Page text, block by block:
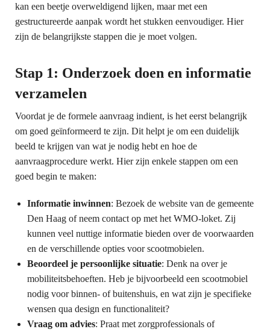
kan een beetje overweldigend lijken, maar met een
gestructureerde aanpak wordt het stukken eenvoudiger. Hier
zijn de belangrijkste stappen die je moet volgen.
Stap 1: Onderzoek doen en informatie
verzamelen
Voordat je de formele aanvraag indient, is het eerst belangrijk
om goed geïnformeerd te zijn. Dit helpt je om een duidelijk
beeld te krijgen van wat je nodig hebt en hoe de
aanvraagprocedure werkt. Hier zijn enkele stappen om een
goed begin te maken:
Informatie inwinnen: Bezoek de website van de gemeente
Den Haag of neem contact op met het WMO-loket. Zij
kunnen veel nuttige informatie bieden over de voorwaarden
en de verschillende opties voor scootmobielen.
Beoordeel je persoonlijke situatie: Denk na over je
mobiliteitsbehoeften. Heb je bijvoorbeeld een scootmobiel
nodig voor binnen- of buitenshuis, en wat zijn je specifieke
wensen qua design en functionaliteit?
Vraag om advies: Praat met zorgprofessionals of